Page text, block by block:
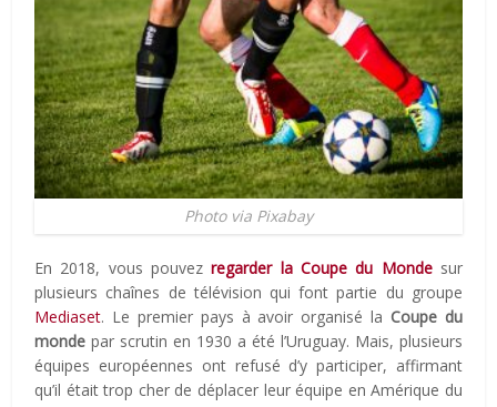
Photo via Pixabay
En 2018, vous pouvezregarder la Coupe du Mondesur
plusieurs chaînes de télévision qui font partie du groupe
Mediaset. Le premier pays à avoir organisé la Coupe du
monde par scrutin en 1930 a été l’Uruguay. Mais, plusieurs
équipes européennes ont refusé d’y participer, affirmant
qu’il était trop cher de déplacer leur équipe en Amérique du